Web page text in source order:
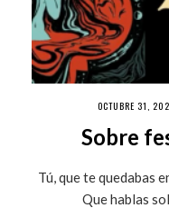
OCTUBRE 31,
Sobre
Tú, que te quedabas
Que hablas